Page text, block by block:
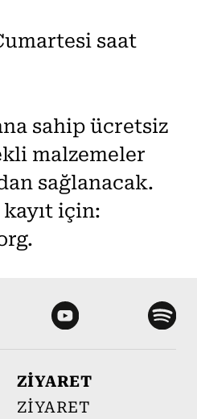
saat
sahip ücretsiz
malzemeler
sağlanacak.
için:
ZİYARET
ZİYARET